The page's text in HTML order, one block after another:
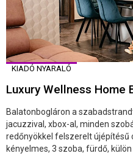
KIADÓ NYARALÓ
Luxury Wellness Home
Balatonbogláron a
jacuzzival, xbox-al, minden
redőnyökkel felszerelt újépítésű
kényelmes, 3 szoba, fürdő, külön